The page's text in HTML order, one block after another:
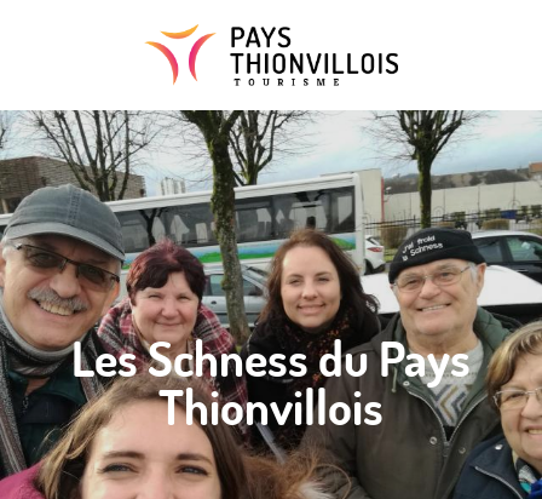
Les Schness du Pays
Thionvillois